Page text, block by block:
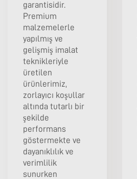
garantisidir.
Premium
malzemelerle
yapılmış ve
gelişmiş imalat
teknikleriyle
üretilen
ürünlerimiz,
zorlayıcı koşullar
altında tutarlı bir
şekilde
performans
göstermekte ve
dayanıklılık ve
verimlilik
sunurken